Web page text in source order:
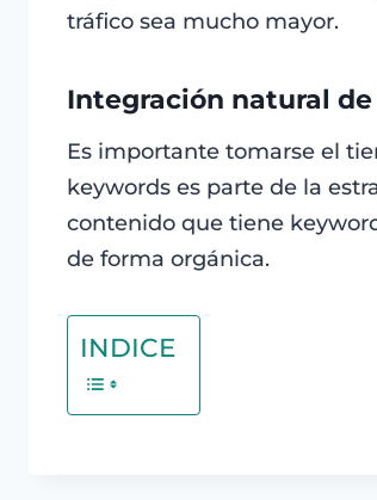
tráfico sea mucho mayor.
Integración natural
Es importante tomarse el
keywords es parte de la
contenido que tiene
de forma orgánica.
INDICE